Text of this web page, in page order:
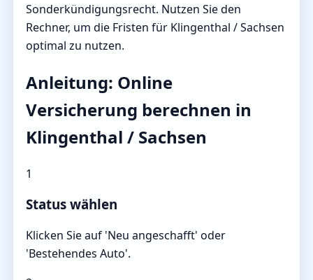
Sonderkündigungsrecht. Nutzen Sie den
Rechner, um die Fristen für Klingenthal / Sachsen
optimal zu nutzen.
Anleitung: Online
Versicherung berechnen in
Klingenthal / Sachsen
1
Status wählen
Klicken Sie auf 'Neu angeschafft' oder
'Bestehendes Auto'.